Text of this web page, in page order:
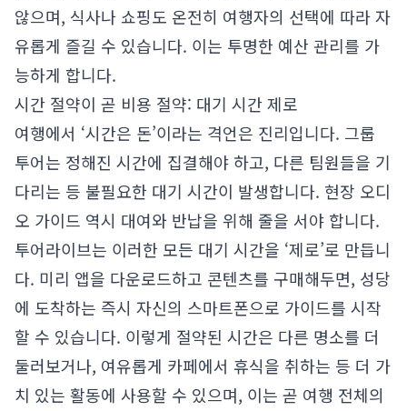
않으며, 식사나 쇼핑도 온전히 여행자의 선택에 따라 자
유롭게 즐길 수 있습니다. 이는 투명한 예산 관리를 가
능하게 합니다.
시간 절약이 곧 비용 절약: 대기 시간 제로
여행에서 ‘시간은 돈’이라는 격언은 진리입니다. 그룹
투어는 정해진 시간에 집결해야 하고, 다른 팀원들을 기
다리는 등 불필요한 대기 시간이 발생합니다. 현장 오디
오 가이드 역시 대여와 반납을 위해 줄을 서야 합니다.
투어라이브는 이러한 모든 대기 시간을 ‘제로’로 만듭니
다. 미리 앱을 다운로드하고 콘텐츠를 구매해두면, 성당
에 도착하는 즉시 자신의 스마트폰으로 가이드를 시작
할 수 있습니다. 이렇게 절약된 시간은 다른 명소를 더
둘러보거나, 여유롭게 카페에서 휴식을 취하는 등 더 가
치 있는 활동에 사용할 수 있으며, 이는 곧 여행 전체의